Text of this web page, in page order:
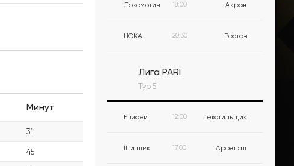
Минут
31
45
Локомотив 18:00 Акрон
ЦСКА 20:30 Ростов
Лига PARI
Тур 5
Енисей 12:00 Текстильщик
Шинник 17:00 Арсенал